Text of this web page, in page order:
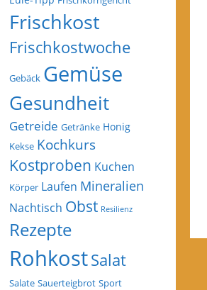
Frischkost
Frischkostwoche
Gebäck Gemüse
Gesundheit
Getreide Getränke Honig
Kekse Kochkurs
Kostproben Kuchen
Körper Laufen Mineralien
Nachtisch Obst Resilienz
Rezepte
RohkostSalat
Salate Sauerteigbrot Sport